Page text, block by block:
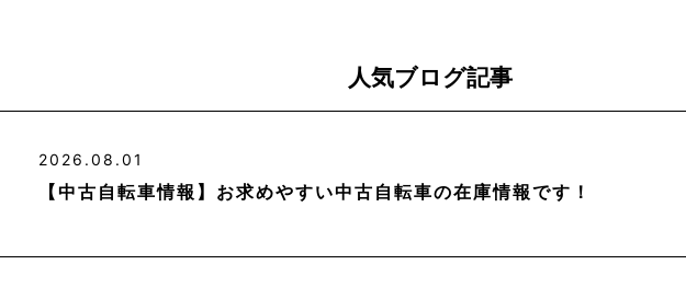
人気ブログ記事
2026.08.01
【中古自転車情報】お求めやすい中古自転車の在庫情報です！